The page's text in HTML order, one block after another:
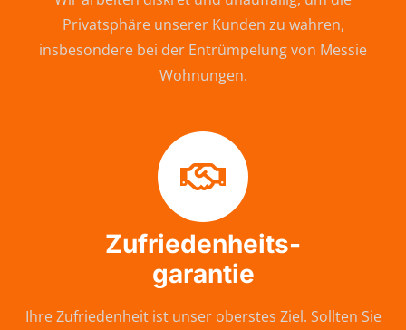
Privatsphäre unserer Kunden zu wahren,
insbesondere bei der Entrümpelung von Messie
Wohnungen.
Zufriedenheits-
garantie
Ihre Zufriedenheit ist unser oberstes Ziel. Sollten Sie